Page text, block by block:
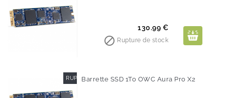
Prix
130.99 €
 Rupture de stock
RUPTURE DE STOCK
Barrette SSD 1To OWC Aura Pro X2